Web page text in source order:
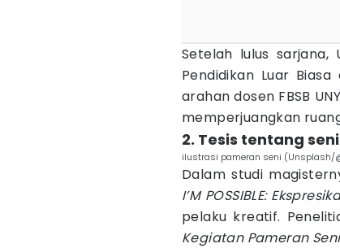
Setelah lulus
Pendidikan Luar
arahan dosen FBSB
memperjuangkan
2. Tesis tentang
ilustrasi pameran seni (Unsplash/
Dalam studi
I’M POSSIBLE:
pelaku kreatif.
Kegiatan Pameran Seni